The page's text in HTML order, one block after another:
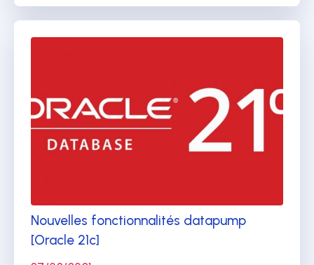
Nouvelles fonctionnalités datapump
[Oracle 21c]